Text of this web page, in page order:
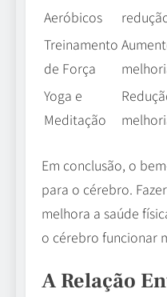
Aeróbicos
Treinamento
de Força
Yoga e
Meditação
Em conclusão, o
para o cérebro.
melhora a saúde
o cérebro funcionar
A Relação